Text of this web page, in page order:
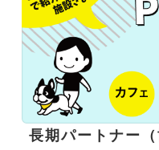
長期パートナー（